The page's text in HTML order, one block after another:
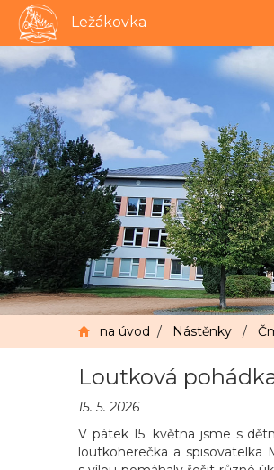
Ležákovka
na úvod / Nástěnky /
Loutková
15. 5. 2026
V pátek 15. května jsme s
loutkoherečka a spisovatelka